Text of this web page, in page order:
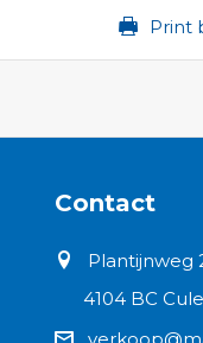
Print
Contact
Plantijnweg
4104 BC